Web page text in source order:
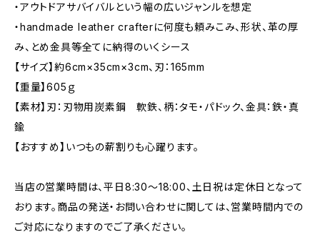
・アウトドアサバイバルという幅の広いジャンルを想定
・handmade leather crafterに何度も頼みこみ、形状、革の厚
み、とめ金具等全てに納得のいくシース
【サイズ】約6cm×35cm×3cm、刃：165mm
【重量】605ｇ
【素材】刃：刃物用炭素鋼 軟鉄、柄：タモ・パドック、金具：鉄・真
鍮
【おすすめ】いつもの薪割りも心躍ります。
当店の営業時間は、平日8:30～18:00、土日祝は定休日となって
おります。商品の発送・お問い合わせに関しては、営業時間内での
ご対応になりますのでご了承ください。